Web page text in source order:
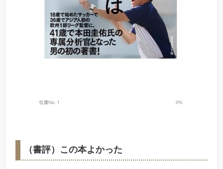
（書評）この本よかった